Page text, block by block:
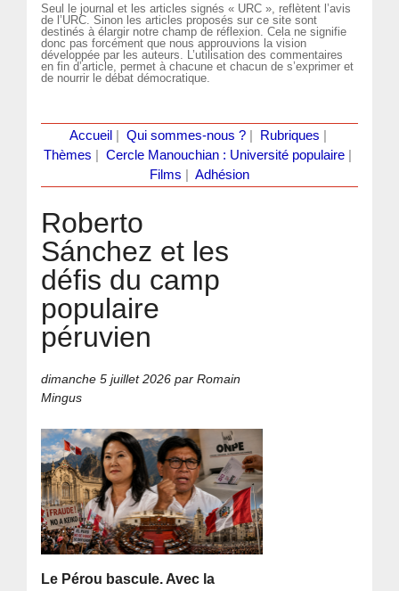
Seul le journal et les articles signés « URC », reflètent l’avis
de l’URC. Sinon les articles proposés sur ce site sont
destinés à élargir notre champ de réflexion. Cela ne signifie
donc pas forcément que nous approuvions la vision
développée par les auteurs. L’utilisation des commentaires
en fin d’article, permet à chacune et chacun de s’exprimer et
de nourrir le débat démocratique.
Accueil Qui sommes-nous ?| Rubriques
Thèmes
Cercle Manouchian : Université populaire
Films
Adhésion
Roberto
Sánchez et les
défis du camp
populaire
péruvien
dimanche 5 juillet 2026 par Romain
Mingus
Le Pérou bascule. Avec la